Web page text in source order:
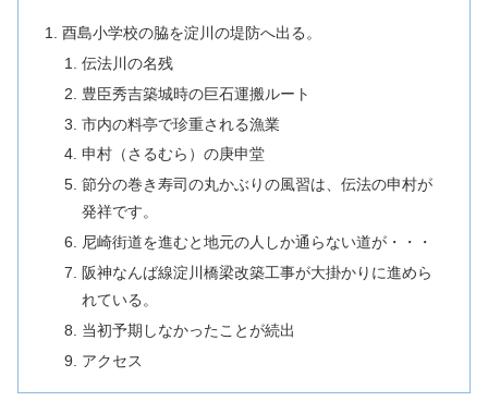
酉島小学校の脇を淀川の堤防へ出る。
伝法川の名残
豊臣秀吉築城時の巨石運搬ルート
市内の料亭で珍重される漁業
申村（さるむら）の庚申堂
節分の巻き寿司の丸かぶりの風習は、伝法の申村が
発祥です。
尼崎街道を進むと地元の人しか通らない道が・・・
阪神なんば線淀川橋梁改築工事が大掛かりに進めら
れている。
当初予期しなかったことが続出
アクセス